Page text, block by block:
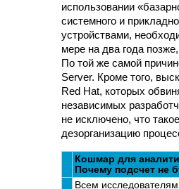
использовании
системного и
устройствами,
мере на два года
По той же самой
Server. Кроме того,
Red Hat, которых
независимых
не исключено, что
дезорганизацию
Кошмар для
Почему подсчет не
Всем